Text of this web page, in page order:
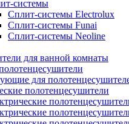
системы
Сплит-системы Electrolux
Сплит-системы Funai
Сплит-системы Neoline
для ванной комнаты
для
полотенцесушители